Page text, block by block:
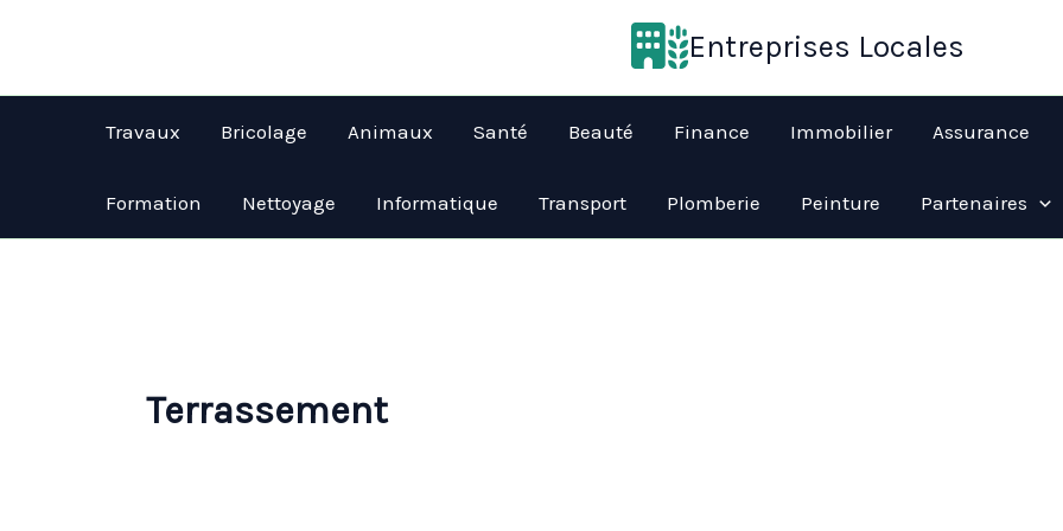
Entreprises Locales
Travaux Bricolage Animaux Santé Beauté Finance Immobilier Assurance
Formation Nettoyage Informatique Transport Plomberie Peinture Partenaires
Terrassement